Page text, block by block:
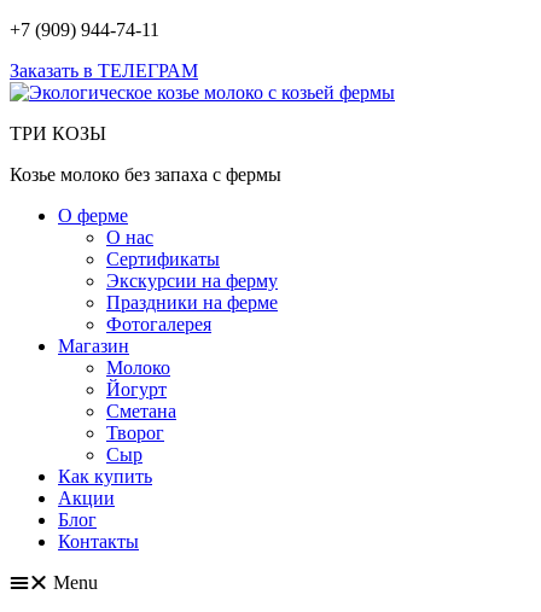
+7 (909) 944-74-11
Заказать в ТЕЛЕГРАМ
ТРИ КОЗЫ
Козье молоко без запаха с фермы
О ферме
О нас
Сертификаты
Экскурсии на ферму
Праздники на ферме
Фотогалерея
Магазин
Молоко
Йогурт
Сметана
Творог
Сыр
Как купить
Акции
Блог
Контакты
Menu